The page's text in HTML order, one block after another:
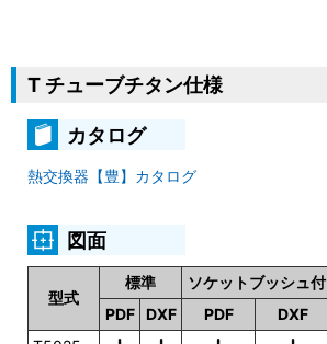
T チューブチタン仕様
カタログ
熱交換器【豊】カタログ
図面
型式
標準
ソケットブッシュ付
PDF
DXF PDF
DXF